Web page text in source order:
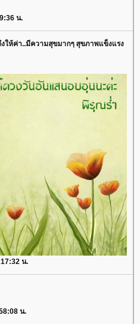
น.
ให้ค่า..มีความสุขมากๆ สุขภาพแข็งแรง
น.
น.